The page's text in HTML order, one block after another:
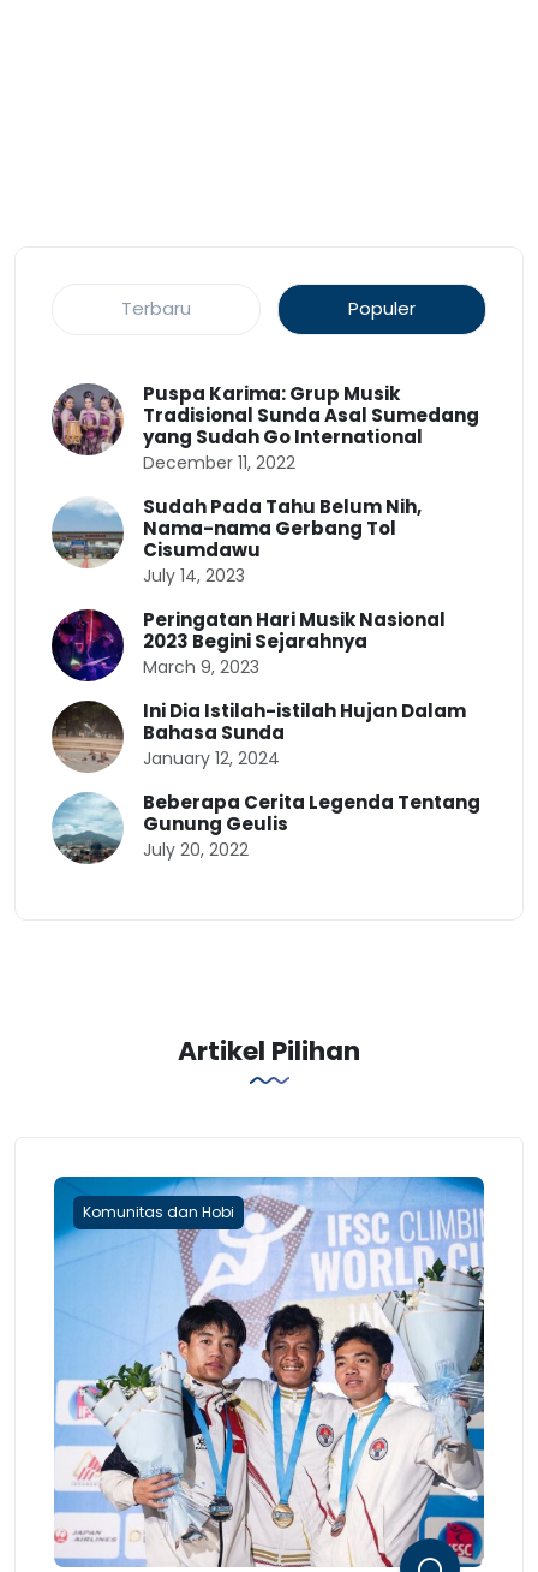
Terbaru Populer
Puspa Karima: Grup Musik
Tradisional Sunda Asal Sumedang
yang Sudah Go International
December 11, 2022
Sudah Pada Tahu Belum Nih,
Nama-nama Gerbang Tol
Cisumdawu
July 14, 2023
Peringatan Hari Musik Nasional
2023 Begini Sejarahnya
March 9, 2023
Ini Dia Istilah-istilah Hujan Dalam
Bahasa Sunda
January 12, 2024
Beberapa Cerita Legenda Tentang
Gunung Geulis
July 20, 2022
Artikel Pilihan
Komunitas dan Hobi